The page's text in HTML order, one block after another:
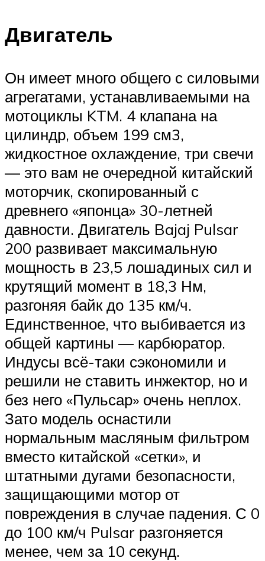
Двигатель
Он имеет много общего с силовыми
агрегатами, устанавливаемыми на
мотоциклы KTM. 4 клапана на
цилиндр, объем 199 см3,
жидкостное охлаждение, три свечи
— это вам не очередной китайский
моторчик, скопированный с
древнего «японца» 30-летней
давности. Двигатель Bajaj Pulsar
200 развивает максимальную
мощность в 23,5 лошадиных сил и
крутящий момент в 18,3 Нм,
разгоняя байк до 135 км/ч.
Единственное, что выбивается из
общей картины — карбюратор.
Индусы всё-таки сэкономили и
решили не ставить инжектор, но и
без него «Пульсар» очень неплох.
Зато модель оснастили
нормальным масляным фильтром
вместо китайской «сетки», и
штатными дугами безопасности,
защищающими мотор от
повреждения в случае падения. С 0
до 100 км/ч Pulsar разгоняется
менее, чем за 10 секунд.